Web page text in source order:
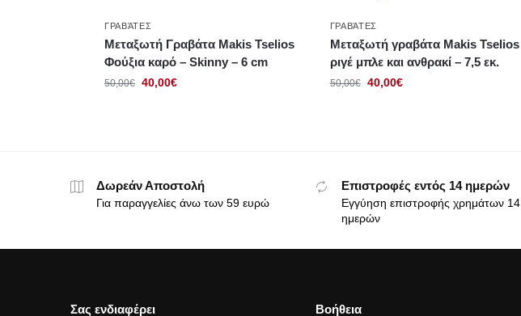
ΓΡΑΒΆΤΕΣ
Μεταξωτή Γραβάτα Makis Tselios
Φούξια καρό – Skinny – 6 cm
50,00€ 40,00€
ΓΡΑΒΆΤΕΣ
Μεταξωτή γραβάτα Makis Tselios
ριγέ μπλε και ανθρακί – 7,5 εκ.
50,00€ 40,00€
Δωρεάν Αποστολή
Για παραγγελίες άνω των 59 ευρώ
Επιστροφές εντός 14 ημερών
Εγγύηση επιστροφής χρημάτων 14
ημερών
Σας ενδιαφέρει Βοήθεια